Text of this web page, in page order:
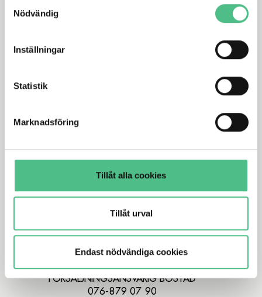
annan information om hur du använder hemsidan och
information som dessa tjänster har om dig sedan tidigare.
Det är helt frivilligt att lämna ditt samtycke nedan och du
dessutom själv kontrollera vilka cookies vi får använda
Nödvändig
Inställningar
Statistik
Marknadsföring
Tillåt alla cookies
Tillåt urval
Endast nödvändiga cookies
AFFÄRSUTVECKLINGSCHEF
FÖRSÄLJNINGSANSVARIG BOSTAD
076-879 07 90